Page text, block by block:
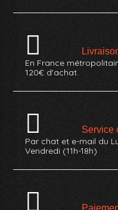
En France
120€ d'achat.
Service
Par chat et e-mail du
Vendredi (11h-18h)